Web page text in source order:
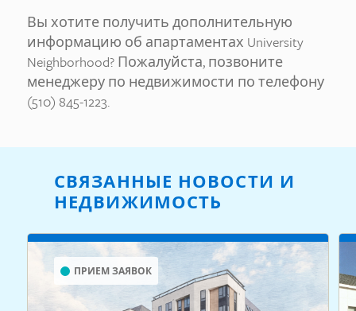
Вы хотите получить дополнительную
информацию об апартаментах University
Neighborhood? Пожалуйста, позвоните
менеджеру по недвижимости по телефону
(510) 845-1223.
СВЯЗАННЫЕ НОВОСТИ И
НЕДВИЖИМОСТЬ
ПРИЕМ ЗАЯВОК